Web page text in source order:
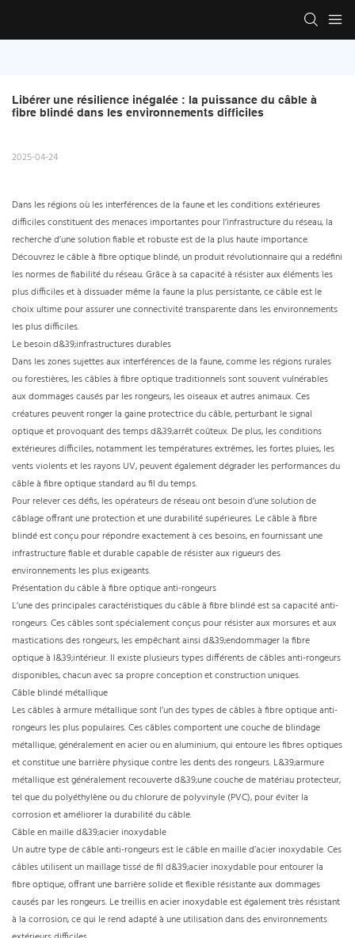
Libérer une résilience inégalée : la puissance du câble à
fibre blindé dans les environnements difficiles
2025-04-24
Dans les régions où les interférences de la faune et les conditions extérieures
difficiles constituent des menaces importantes pour l’infrastructure du réseau, la
recherche d’une solution fiable et robuste est de la plus haute importance.
Découvrez le câble à fibre optique blindé, un produit révolutionnaire qui a redéfini
les normes de fiabilité du réseau. Grâce à sa capacité à résister aux éléments les
plus difficiles et à dissuader même la faune la plus persistante, ce câble est le
choix ultime pour assurer une connectivité transparente dans les environnements
les plus difficiles.
Le besoin d&39;infrastructures durables
Dans les zones sujettes aux interférences de la faune, comme les régions rurales
ou forestières, les câbles à fibre optique traditionnels sont souvent vulnérables
aux dommages causés par les rongeurs, les oiseaux et autres animaux. Ces
créatures peuvent ronger la gaine protectrice du câble, perturbant le signal
optique et provoquant des temps d&39;arrêt coûteux. De plus, les conditions
extérieures difficiles, notamment les températures extrêmes, les fortes pluies, les
vents violents et les rayons UV, peuvent également dégrader les performances du
câble à fibre optique standard au fil du temps.
Pour relever ces défis, les opérateurs de réseau ont besoin d’une solution de
câblage offrant une protection et une durabilité supérieures. Le câble à fibre
blindé est conçu pour répondre exactement à ces besoins, en fournissant une
infrastructure fiable et durable capable de résister aux rigueurs des
environnements les plus exigeants.
Présentation du câble à fibre optique anti-rongeurs
L’une des principales caractéristiques du câble à fibre blindé est sa capacité anti-
rongeurs. Ces câbles sont spécialement conçus pour résister aux morsures et aux
mastications des rongeurs, les empêchant ainsi d&39;endommager la fibre
optique à l&39;intérieur. Il existe plusieurs types différents de câbles anti-rongeurs
disponibles, chacun avec sa propre conception et construction uniques.
Câble blindé métallique
Les câbles à armure métallique sont l’un des types de câbles à fibre optique anti-
rongeurs les plus populaires. Ces câbles comportent une couche de blindage
métallique, généralement en acier ou en aluminium, qui entoure les fibres optiques
et constitue une barrière physique contre les dents des rongeurs. L&39;armure
métallique est généralement recouverte d&39;une couche de matériau protecteur,
tel que du polyéthylène ou du chlorure de polyvinyle (PVC), pour éviter la
corrosion et améliorer la durabilité du câble.
Câble en maille d&39;acier inoxydable
Un autre type de câble anti-rongeurs est le câble en maille d’acier inoxydable. Ces
câbles utilisent un maillage tissé de fil d&39;acier inoxydable pour entourer la
fibre optique, offrant une barrière solide et flexible résistante aux dommages
causés par les rongeurs. Le treillis en acier inoxydable est également très résistant
à la corrosion, ce qui le rend adapté à une utilisation dans des environnements